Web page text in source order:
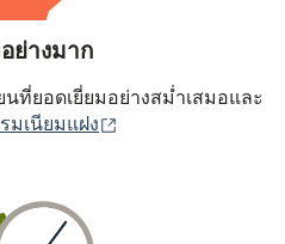
ย่างมาก
ที่ยอดเยี่ยมอย่างสม่ำเสมอและ
มเนียมแฝง